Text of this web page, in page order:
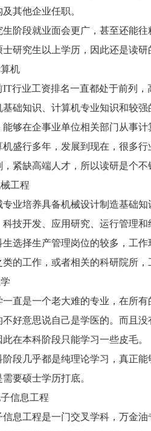
其他企业任职。
段就业面会更广，甚至还能往
研究生以上学历，因此还是读研
机
业工资排名一直都处于前列，
基础知识、计算机专业知识和较
能够在企事业单位相关部门从事
行多年，发展到现在，很多行
，紧缺高端人才，所以读研是个不
工程
培养具备机械设计制造基础知
科技开发、应用研究、运行管理
择生产管理岗位的较多，工作
的工作，或者相关的科研院所，
是一个老大难的专业，在所有
不好意思说自己是学医的。而且
在本科阶段只能学习一些皮毛。
几乎都是纯理论学习，真正能
要硕士学历打底。
息工程
工程是一门交叉学科，万金油